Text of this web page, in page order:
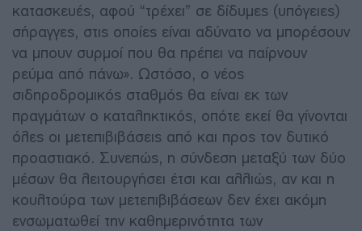
κατασκευές, αφού “τρέχει” σε δίδυμες (υπόγειες)
σήραγγες, στις οποίες είναι αδύνατο να μπορέσουν
να μπουν συρμοί που θα πρέπει να παίρνουν
ρεύμα από πάνω». Ωστόσο, ο νέος
σιδηροδρομικός σταθμός θα είναι εκ των
πραγμάτων ο καταληκτικός, οπότε εκεί θα γίνονται
όλες οι μετεπιβιβάσεις από και προς τον δυτικό
προαστιακό. Συνεπώς, η σύνδεση μεταξύ των δύο
μέσων θα λειτουργήσει έτσι και αλλιώς, αν και η
κουλτούρα των μετεπιβιβάσεων δεν έχει ακόμη
ενσωματωθεί την καθημερινότητα των